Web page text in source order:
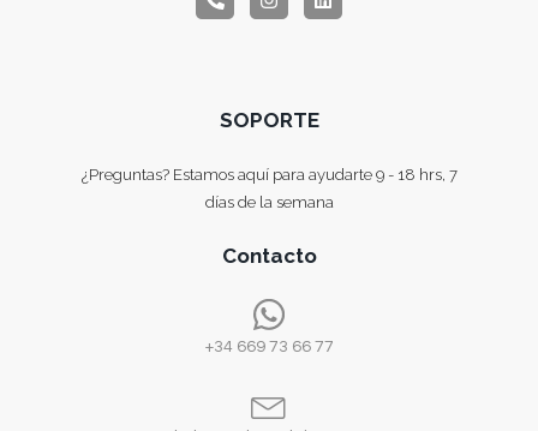
SOPORTE
¿Preguntas? Estamos aquí para ayudarte 9 - 18 hrs, 7
días de la semana
Contacto
+34 669 73 66 77